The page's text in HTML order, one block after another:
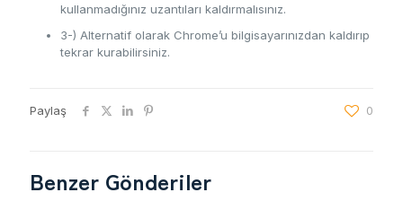
kullanmadığınız uzantıları kaldırmalısınız.
3-) Alternatif olarak Chrome’u bilgisayarınızdan kaldırıp
tekrar kurabilirsiniz.
Paylaş 0
Benzer Gönderiler